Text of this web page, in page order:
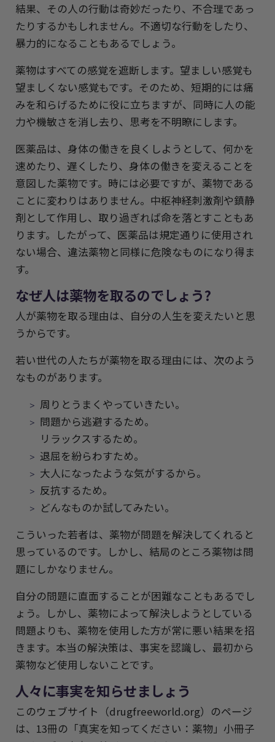
結果、その人の行動は奇妙だったり、不合理であっ
たりするかもしれません。不適切な行動をしたり、
暴力的になることもあるでしょう。
薬物はすべての感覚を遮断します。望ましい感覚も
望ましくない感覚もです。そのため、短期的には痛
みを和らげるために役に立ちますが、同時に人の能
力や機敏さを消し去り、思考を不明瞭にします。
医薬品は、身体の働きを良くしようとして、何かを
速めたり、遅くしたり、身体の働きを変えることを
意図した薬物です。時には必要ですが、薬物である
ことに変わりはありません。中枢神経刺激剤や鎮静
剤として作用し、取り過ぎれば命を落とすこともあ
ります。したがって、医薬品は規定通りに使用され
ない場合、違法薬物と同様に危険なものになり得ま
す。
なぜ人は薬物を取るのでしょう?
人が薬物を取る理由は、自分の人生を変えたいと思
うからです。
若い世代の人たちが薬物を取る理由には、次のよう
なものがあります。
周りとうまくやっていきたい。
問題から逃避するため。
リラックスするため。
退屈を紛らわすため。
大人になったような気がするから。
反抗するため。
どんなものか試してみたい。
こういった若者は、薬物が問題を解決してくれると
思っているのです。しかし、結局のところ薬物は問
題にしかなりません。
自分の問題に直面することが困難なこともあるでし
ょう。しかし、薬物によって解決しようとしている
問題よりも、薬物を使用した方が常に悪い結果を招
きます。本当の解決策は、事実を認識し、最初から
薬物など使用しないことです。
人々に事実を知らせましょう
このウェブサイト（drugfreeworld.org）のページ
は、13冊の「真実を知ってください：薬物」小冊子